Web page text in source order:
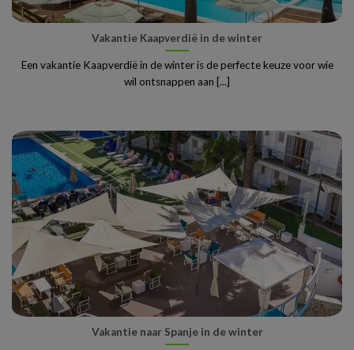
Vakantie Kaapverdië in de winter
Een vakantie Kaapverdië in de winter is de perfecte keuze voor wie
wil ontsnappen aan [...]
Vakantie naar Spanje in de winter